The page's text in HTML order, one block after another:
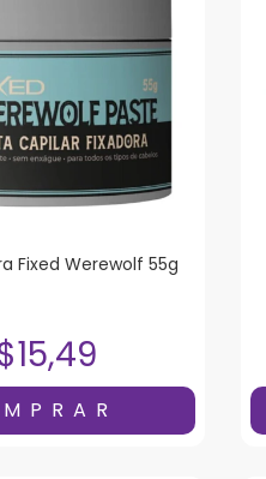
Fixed Werewolf 55g